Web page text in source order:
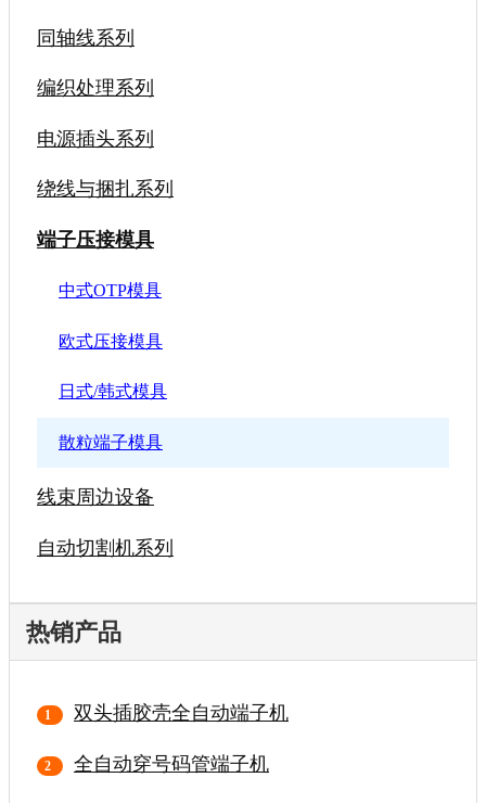
同轴线系列
编织处理系列
电源插头系列
绕线与捆扎系列
端子压接模具
中式OTP模具
欧式压接模具
日式/韩式模具
散粒端子模具
线束周边设备
自动切割机系列
热销产品
双头插胶壳全自动端子机
全自动穿号码管端子机